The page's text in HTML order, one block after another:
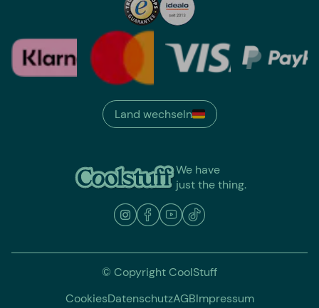
We have
just the thing.
Land wechseln
© Copyright CoolStuff
CookiesDatenschutzAGBImpressum